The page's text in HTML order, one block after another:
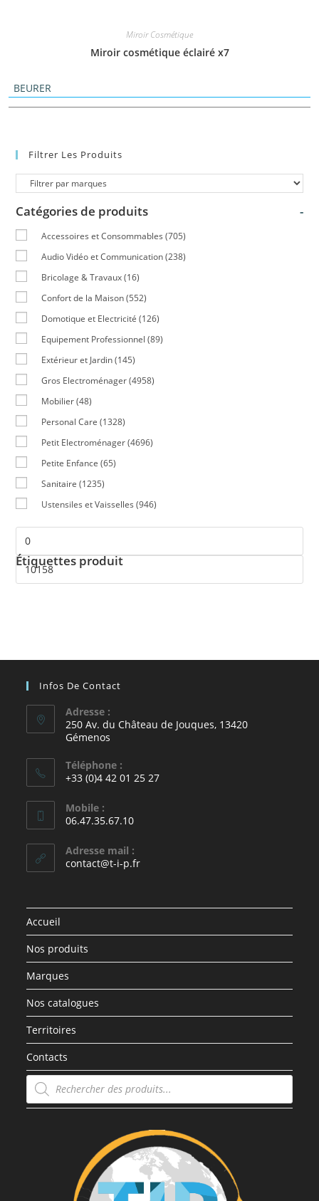
Miroir Cosmétique
Miroir cosmétique éclairé x7
BEURER
Filtrer Les Produits
Catégories de produits -
Accessoires et Consommables (705)
Audio Vidéo et Communication (238)
Bricolage & Travaux (16)
Confort de la Maison (552)
Domotique et Electricité (126)
Equipement Professionnel (89)
Extérieur et Jardin (145)
Gros Electroménager (4958)
Mobilier (48)
Personal Care (1328)
Petit Electroménager (4696)
Petite Enfance (65)
Sanitaire (1235)
Ustensiles et Vaisselles (946)
Étiquettes produit
Infos De Contact
Adresse :
250 Av. du Château de Jouques, 13420
Gémenos
Téléphone :
+33 (0)4 42 01 25 27
Mobile :
06.47.35.67.10
Adresse mail :
contact@t-i-p.fr
Accueil
Nos produits
Marques
Nos catalogues
Territoires
Contacts
Recherche
de
produits